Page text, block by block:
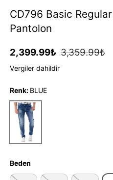
CD796 Basic
Pantolon
Fiyat
2,399.99₺ Fiyat
3,359.99₺
Vergiler dahildir
Renk: BLUE
BLUE
Beden